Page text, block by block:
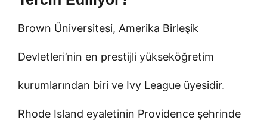
Brown Üniversitesi, Amerika Birleşik
Devletleri’nin en prestijli yükseköğretim
kurumlarından biri ve Ivy League üyesidir.
Rhode Island eyaletinin Providence şehrinde